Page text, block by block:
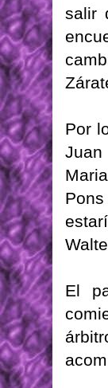
salir
Por
Juan
El